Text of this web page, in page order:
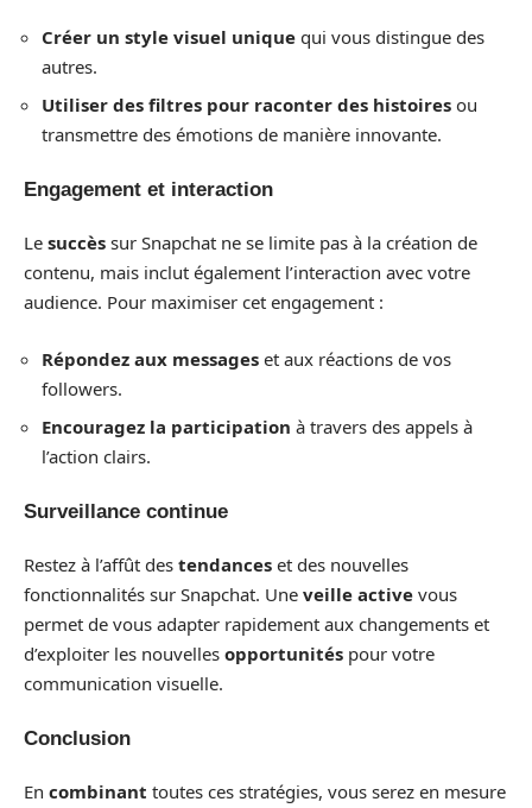
Créer un style visuel unique qui vous distingue des
autres.
Utiliser des filtres pour raconter des histoires ou
transmettre des émotions de manière innovante.
Engagement et interaction
Le succès sur Snapchat ne se limite pas à la création de
contenu, mais inclut également l’interaction avec votre
audience. Pour maximiser cet engagement :
Répondez aux messages et aux réactions de vos
followers.
Encouragez la participation à travers des appels à
l’action clairs.
Surveillance continue
Restez à l’affût des tendances et des nouvelles
fonctionnalités sur Snapchat. Une veille active vous
permet de vous adapter rapidement aux changements et
d’exploiter les nouvelles opportunités pour votre
communication visuelle.
Conclusion
En combinant toutes ces stratégies, vous serez en mesure